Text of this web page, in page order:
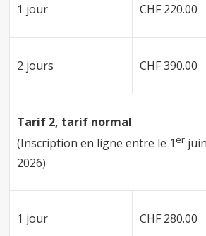
1 jour CHF 220.00
2 jours CHF 390.00
Tarif 2, tarif normal
(Inscription en ligne entre le 1er
2026)
1 jour CHF 280.00